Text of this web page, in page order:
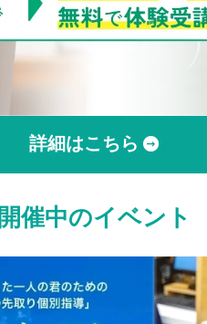
詳細はこちら
開催中のイベント